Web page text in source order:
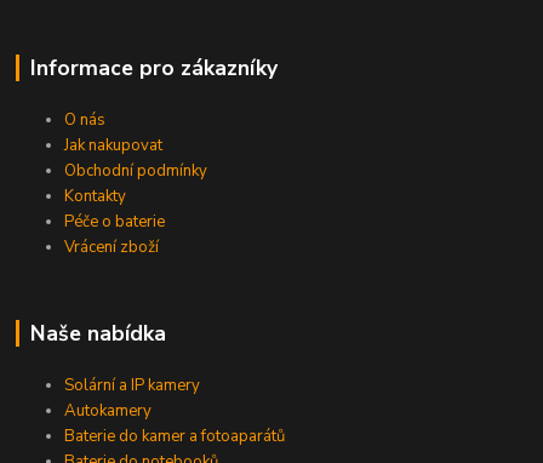
Informace pro zákazníky
O nás
Jak nakupovat
Obchodní podmínky
Kontakty
Péče o baterie
Vrácení zboží
Naše nabídka
Solární a IP kamery
Autokamery
Baterie do kamer a fotoaparátů